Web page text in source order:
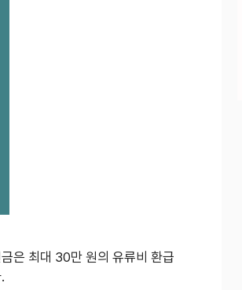
은 최대 30만 원의 유류비 환급